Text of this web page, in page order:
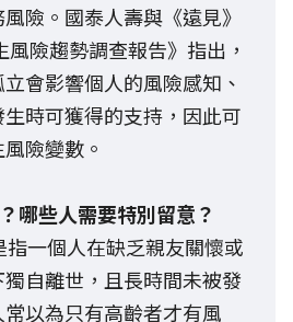
險。國泰人壽與《遠見》
險趨勢調查報告》指出，
會影響個人的風險感知、
時可獲得的支持，因此可
險變數。
哪些人需要特別留意？
一個人在缺乏親友關懷或
自離世，且長時間未被發
以為只有高齡者才有風